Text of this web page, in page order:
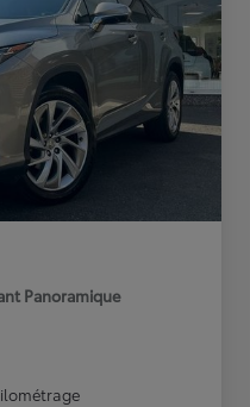
Panoramique